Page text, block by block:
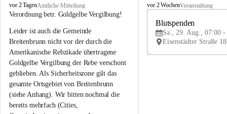
B
r
i
t
e
n
b
r
u
n
n
vor 2 TagenAmtliche Mitteilung
Verordnung betr. Goldgelbe Vergilbung!
Leider ist auch die Gemeinde
Breitenbrunn nicht vor der durch die
Amerikanische Rebzikade übertragene
Goldgelbe Vergilbung der Rebe verschont
geblieben. Als Sicherheitszone gilt das
gesamte Ortsgebiet von Breitenbrunn
(siehe Anhang). Wir bitten nochmal die
bereits mehrfach (Cities,
B
e
vor 2 WochenVeranstaltung
Blutspenden
Sa., 29. Aug., 07:00 -